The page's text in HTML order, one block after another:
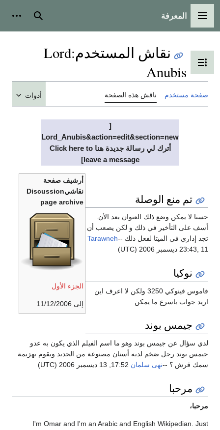
القائمة الرئيسية
المعرفة بحث
تبديل عرض جدول المحتويات
نقاش المستخدم:
Lord
Anubis
صفحة مستخدم ناقش هذه الصفحة أدوات
[
Lord_Anubis&action=edit&section=new
أترك لي رسالة جديدة هنا Click here to
leave a message]
أرشيف صفحة
نقاشيDiscussion
page archive
الجزء الأول
إلى 11/12/2006
تم منع الوصلة
حسنا لا يمكن وضع ذلك العنوان بعد الأن.
أسف على التأخير في ذلك و لكن يصعب أن
تجد إداري في الميتا لفعل ذلك --Tarawneh
23:43, 11 ديسمبر 2006 (UTC)
نوكيا
قاموس فينوكي 3250 ولكن لا اعرف اين
اريد جواب باسرع ما يمكن
جيمس بوند
لدي سؤال عن جيمس بوند وهو ما اسم الفيلم الذي يكون به عدو
جيمس بوند رجل ضخم لديه أسنان مصنوعة من الحديد ويقوم بهزيمة
سمك قرش ؟ --نهى سلمان
مرحبا
مرحبا،
I'm Omar and I'm an Arabic and English Wikipedian. Just